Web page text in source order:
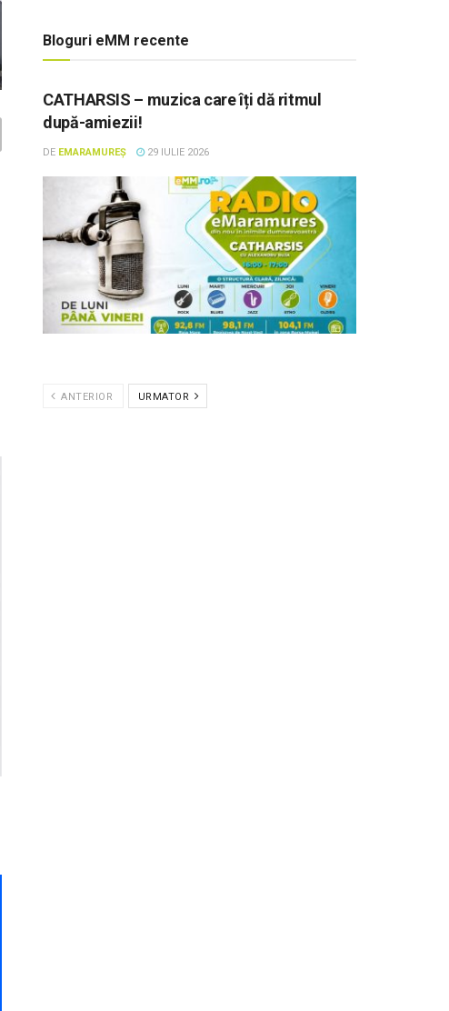
Bloguri eMM recente
CATHARSIS – muzica care îți dă ritmul
după-amiezii!
DE EMARAMUREȘ 29 IULIE 2026
ANTERIOR URMATOR